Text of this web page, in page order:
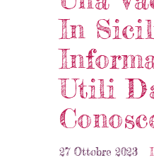
In
Utili
27 Ottobre 2023